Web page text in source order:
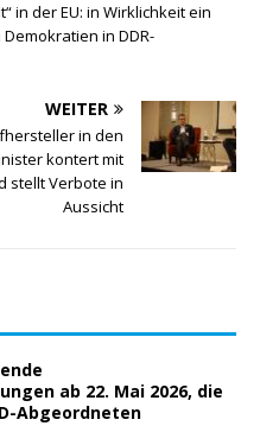
in der EU: in Wirklichkeit ein
in DDR-
WEITER
in den
kontert mit
stellt Verbote in
Aussicht
ab 22. Mai 2026, die
Abgeordneten